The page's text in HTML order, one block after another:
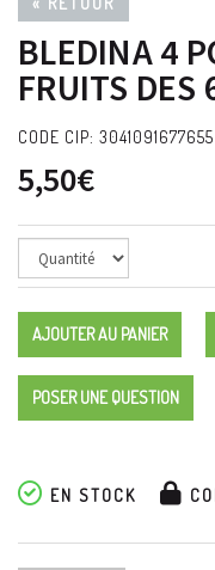
BLEDINA 4
FRUITS DES
CODE CIP:
5,50€
AJOUTER AU PANIER
POSER UNE QUESTION
EN STOCK